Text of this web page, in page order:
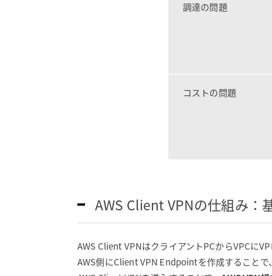
調達の問題
コストの問題
AWS Client VPNの仕組み：
AWS Client VPNはクライアントPCからVPCに
AWS側にClient VPN Endpointを作成すること